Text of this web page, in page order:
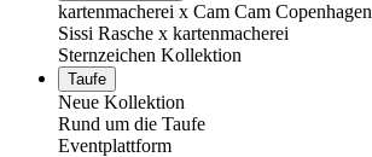
kartenmacherei x Cam Cam Copenhagen
Sissi Rasche x kartenmacherei
Sternzeichen Kollektion
Taufe
Neue Kollektion
Rund um die Taufe
Eventplattform